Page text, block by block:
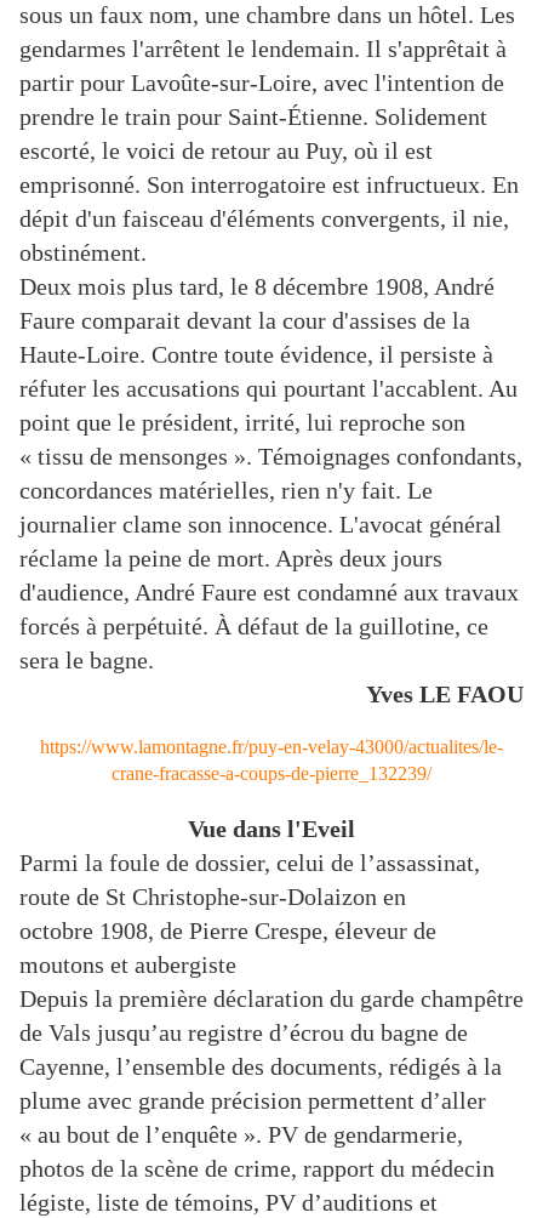
sous un faux nom, une chambre dans un hôtel. Les
gendarmes l'arrêtent le lendemain. Il s'apprêtait à
partir pour Lavoûte-sur-Loire, avec l'intention de
prendre le train pour Saint-Étienne. Solidement
escorté, le voici de retour au Puy, où il est
emprisonné. Son interrogatoire est infructueux. En
dépit d'un faisceau d'éléments convergents, il nie,
obstinément.
Deux mois plus tard, le 8 décembre 1908, André
Faure comparait devant la cour d'assises de la
Haute-Loire. Contre toute évidence, il persiste à
réfuter les accusations qui pourtant l'accablent. Au
point que le président, irrité, lui reproche son
« tissu de mensonges ». Témoignages confondants,
concordances matérielles, rien n'y fait. Le
journalier clame son innocence. L'avocat général
réclame la peine de mort. Après deux jours
d'audience, André Faure est condamné aux travaux
forcés à perpétuité. À défaut de la guillotine, ce
sera le bagne.
Yves LE FAOU
https://www.lamontagne.fr/puy-en-velay-43000/actualites/le-
crane-fracasse-a-coups-de-pierre_132239/
Vue dans l'Eveil
Parmi la foule de dossier, celui de l’assassinat,
route de St Christophe-sur-Dolaizon en
octobre 1908, de Pierre Crespe, éleveur de
moutons et aubergiste
Depuis la première déclaration du garde champêtre
de Vals jusqu’au registre d’écrou du bagne de
Cayenne, l’ensemble des documents, rédigés à la
plume avec grande précision permettent d’aller
« au bout de l’enquête ». PV de gendarmerie,
photos de la scène de crime, rapport du médecin
légiste, liste de témoins, PV d’auditions et